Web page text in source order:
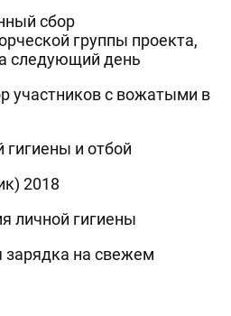
сбор
группы проекта,
следующий день
участников с вожатыми в
и отбой
2018
личной гигиены
на свежем